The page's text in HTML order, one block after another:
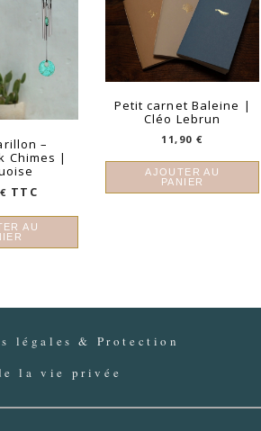
–
Chimes |
€ TTC
AU
Petit carnet Baleine |
Cléo Lebrun
11,90€
AJOUTER AU
PANIER
légales & Protection
la vie privée